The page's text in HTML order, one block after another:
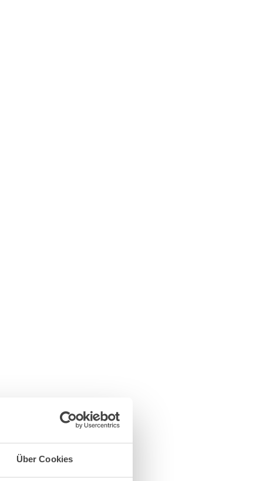
Über Cookies